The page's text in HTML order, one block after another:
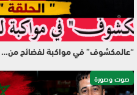
“عالمكشوف” في مواكبة لفضائح من…
صوت وصورة